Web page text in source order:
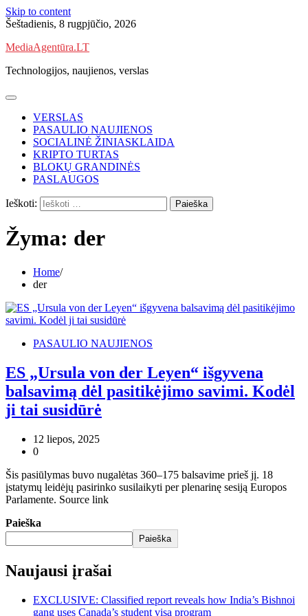
Skip to content
Šeštadienis, 8 rugpjūčio, 2026
MediaAgentūra.LT
Technologijos, naujienos, verslas
VERSLAS
PASAULIO NAUJIENOS
SOCIALINĖ ŽINIASKLAIDA
KRIPTO TURTAS
BLOKŲ GRANDINĖS
PASLAUGOS
Ieškoti:
Žyma: der
Home
der
PASAULIO NAUJIENOS
ES „Ursula von der Leyen“ išgyvena
balsavimą dėl pasitikėjimo savimi. Kodėl
ji tai susidūrė
12 liepos, 2025
0
Šis pasiūlymas buvo nugalėtas 360–175 balsavime prieš jį. 18
įstatymų leidėjų pasirinko susilaikyti per plenarinę sesiją Europos
Parlamente. Source link
Paieška
Paieška
Naujausi įrašai
EXCLUSIVE: Classified report reveals how India’s Bishnoi
gang uses Canada’s student visa program